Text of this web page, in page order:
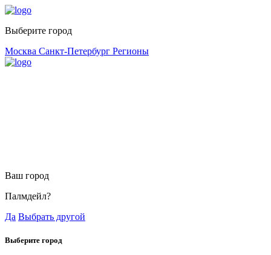
Выберите город
Москва Санкт-Петербург Регионы
Ваш город
Палмдейл?
Да Выбрать другой
Выберите город